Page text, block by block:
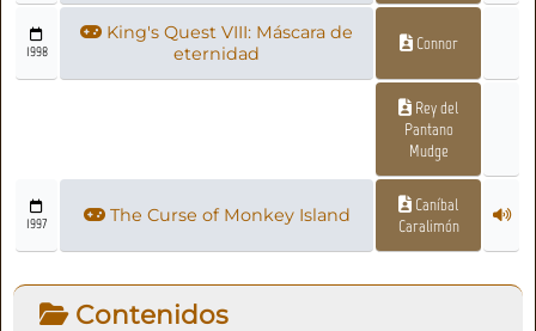
1998
King's Quest VIII: Máscara de
eternidad
Connor
Rey del
Pantano
Mudge
1997 The Curse of Monkey Island
Caníbal
Caralimón
Contenidos